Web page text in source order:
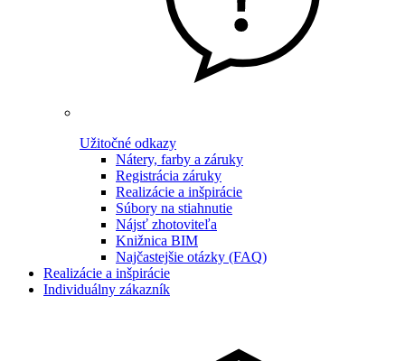
Užitočné odkazy
Nátery, farby a záruky
Registrácia záruky
Realizácie a inšpirácie
Súbory na stiahnutie
Nájsť zhotoviteľa
Knižnica BIM
Najčastejšie otázky (FAQ)
Realizácie a inšpirácie
Individuálny zákazník